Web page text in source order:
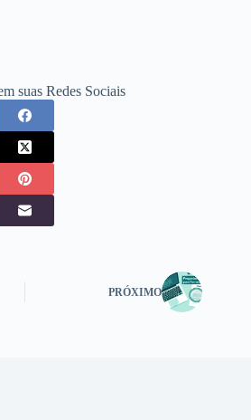
suas Redes Sociais
PRÓXIMO